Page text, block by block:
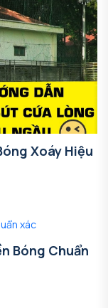
Xoáy Hiệu
Bóng Chuẩn